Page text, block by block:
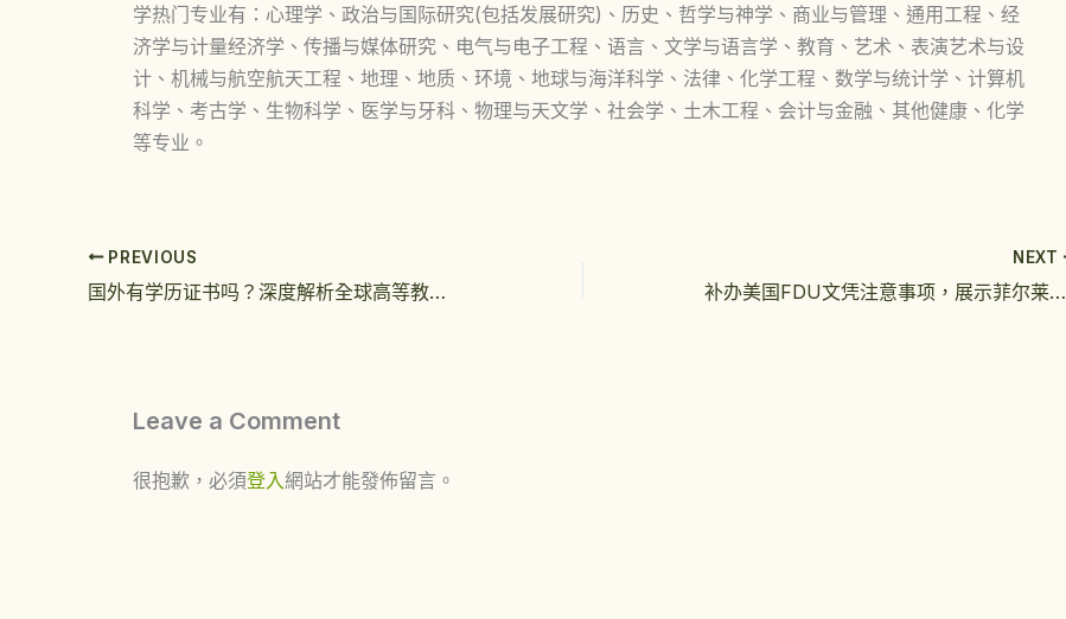
学热门专业有：心理学、政治与国际研究(包括发展研究)、历史、哲学与神学、商业与管理、通用工程、经
济学与计量经济学、传播与媒体研究、电气与电子工程、语言、文学与语言学、教育、艺术、表演艺术与设
计、机械与航空航天工程、地理、地质、环境、地球与海洋科学、法律、化学工程、数学与统计学、计算机
科学、考古学、生物科学、医学与牙科、物理与天文学、社会学、土木工程、会计与金融、其他健康、化学
等专业。
PREVIOUS
国外有学历证书吗？深度解析全球高等教育认证体系与文凭价值
NEXT
补办美国FDU文凭注意事项，展示菲尔莱狄更斯大学学位证书细节
Leave a Comment
很抱歉，必須登入網站才能發佈留言。